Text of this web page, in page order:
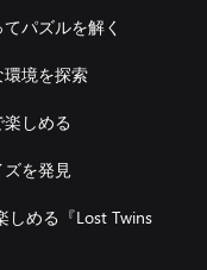
パズルを解く
境を探索
しめる
を発見
しめる『Lost Twins
す。